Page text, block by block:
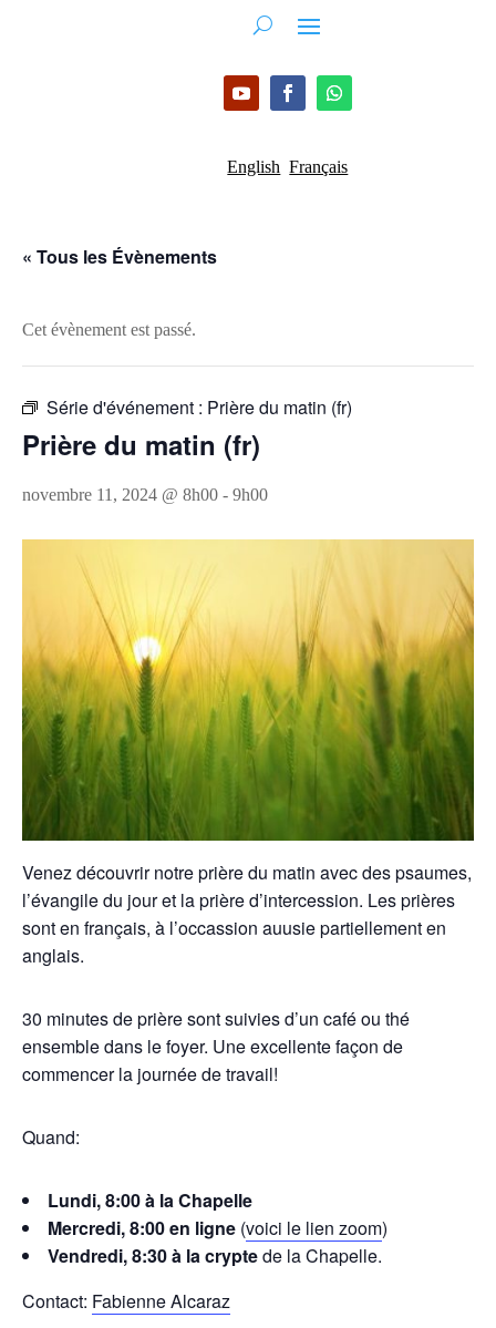
English Français
« Tous les Évènements
Cet évènement est passé.
Série d'événement : Prière du matin (fr)
Prière du matin (fr)
novembre 11, 2024 @ 8h00 - 9h00
Venez découvrir notre prière du matin avec des psaumes,
l’évangile du jour et la prière d’intercession. Les prières
sont en français, à l’occassion auusie partiellement en
anglais.
30 minutes de prière sont suivies d’un café ou thé
ensemble dans le foyer. Une excellente façon de
commencer la journée de travail!
Quand:
Lundi, 8:00 à la Chapelle
Mercredi, 8:00 en ligne (voici le lien zoom)
Vendredi, 8:30 à la cryptede la Chapelle.
Contact: Fabienne Alcaraz